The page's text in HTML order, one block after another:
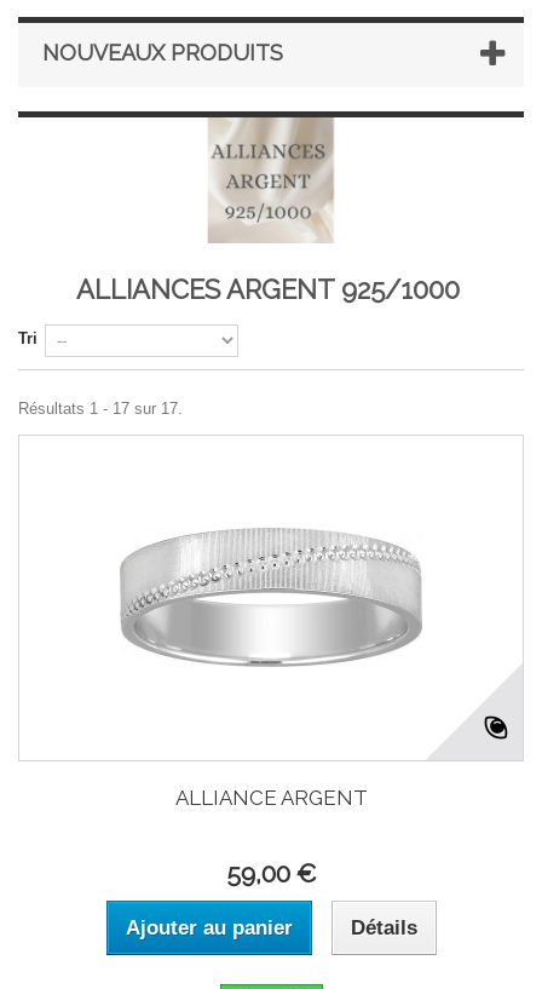
NOUVEAUX PRODUITS
ALLIANCES ARGENT 925/1000
Tri
Résultats 1 - 17 sur 17.
ALLIANCE ARGENT
59,00 €
Ajouter au panier Détails